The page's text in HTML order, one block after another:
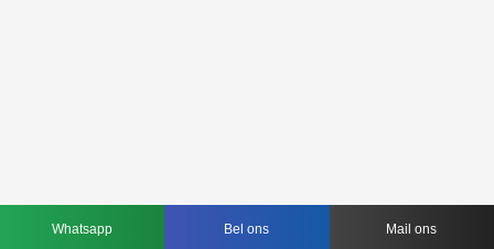
Whatsapp Bel ons Mail ons